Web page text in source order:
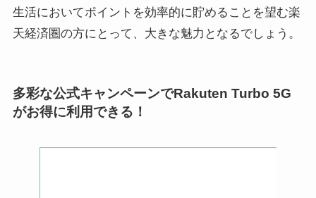
生活においてポイントを効率的に貯めることを望む楽
天経済圏の方にとって、大きな魅力となるでしょう。
多彩な公式キャンペーンでRakuten Turbo 5G
がお得に利用できる！